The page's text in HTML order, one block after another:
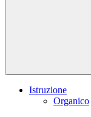
Istruzione
Organico